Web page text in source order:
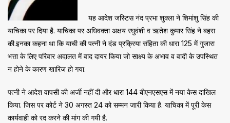
यह आदेश जस्टिस नंद प्रभा शुक्ला ने शिमांशु सिंह की
याचिका पर दिया है. याचिका पर अधिवक्ता अक्षय रघुवंशी व ऋतेश कुमार सिंह ने बहस
की.इनका कहना था कि याची की पत्नी ने दंड प्रक्रिया संहिता की धारा 125 में गुजारा
भत्ता के लिए परिवार अदालत में वाद दायर किया जो साक्ष्य के अभाव व वादी के उपस्थित
न होने के कारण खारिज हो गया.
पत्नी ने आदेश वापसी की अर्जी नहीं दी और धारा 144 बीएनएसएस में नया केस दाखिल
किया. जिस पर कोर्ट ने 30 अगस्त 24 को सम्मन जारी किया है. याचिका में पूरी केस
कार्यवाही को रद करने की मांग की गयी है.